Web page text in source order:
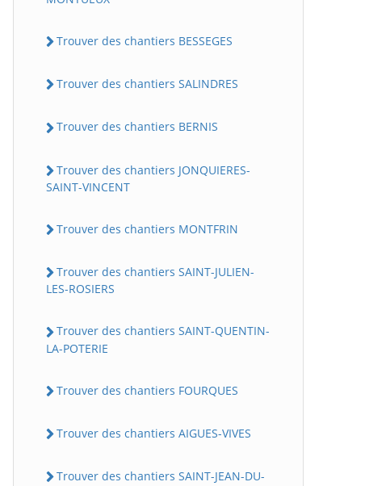
Trouver des chantiers BESSEGES
Trouver des chantiers SALINDRES
Trouver des chantiers BERNIS
Trouver des chantiers JONQUIERES-
SAINT-VINCENT
Trouver des chantiers MONTFRIN
Trouver des chantiers SAINT-JULIEN-
LES-ROSIERS
Trouver des chantiers SAINT-QUENTIN-
LA-POTERIE
Trouver des chantiers FOURQUES
Trouver des chantiers AIGUES-VIVES
Trouver des chantiers SAINT-JEAN-DU-